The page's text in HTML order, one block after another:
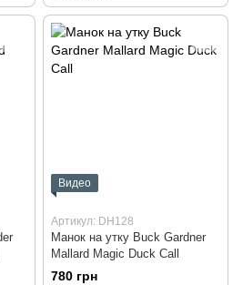
Видео
Артикул: DH128
Манок на утку Buck Gardner
Mallard Magic Duck Call
780 грн